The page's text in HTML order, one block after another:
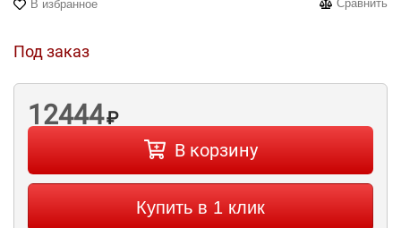
В избранное Сравнить
Под заказ
12444₽
В корзину
Купить в 1 клик